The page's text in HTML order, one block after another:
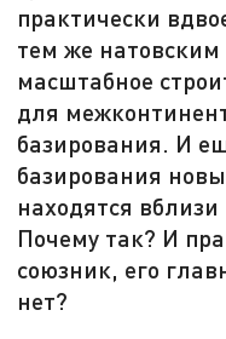
практически
тем же
масштабное
для
базирования. И
базирования
находятся
Почему так? И
союзник, его
нет?